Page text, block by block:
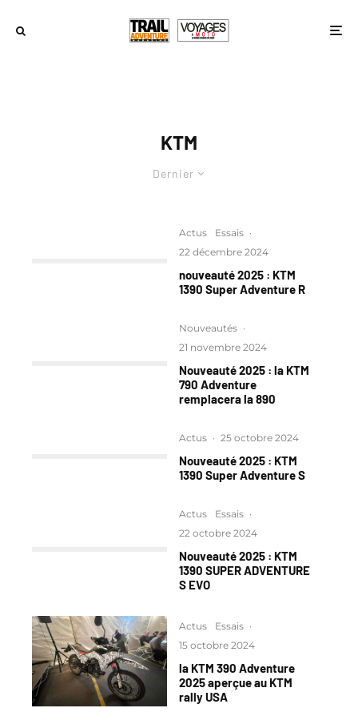
KTM
Dernier
Actus Essais ·
22 décembre 2024
nouveauté 2025 : KTM
1390 Super Adventure R
Nouveautés ·
21 novembre 2024
Nouveauté 2025 : la KTM
790 Adventure
remplacera la 890
Actus · 25 octobre 2024
Nouveauté 2025 : KTM
1390 Super Adventure S
Actus Essais ·
22 octobre 2024
Nouveauté 2025 : KTM
1390 SUPER ADVENTURE
S EVO
Actus Essais ·
15 octobre 2024
la KTM 390 Adventure
2025 aperçue au KTM
rally USA